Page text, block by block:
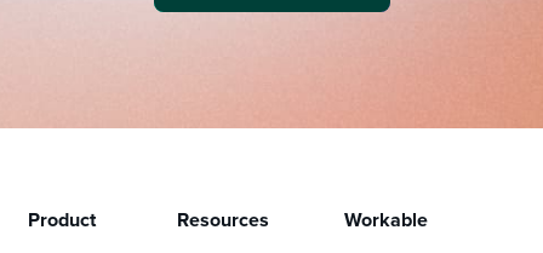
Product Resources Workable